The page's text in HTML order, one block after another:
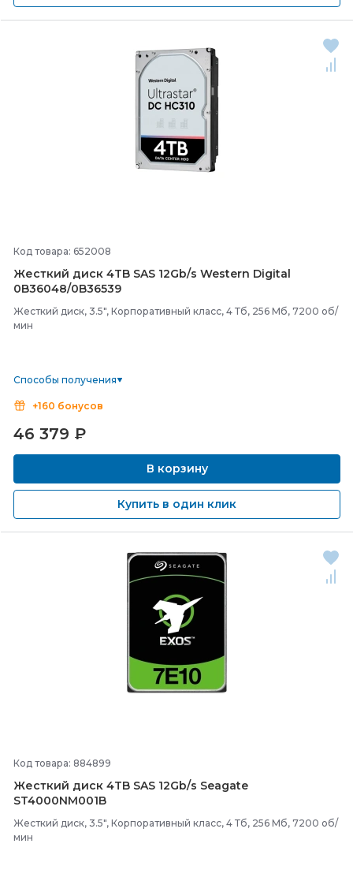
Код товара: 652008
Жесткий диск 4TB SAS 12Gb/s Western Digital
0B36048/0B36539
Жесткий диск, 3.5", Корпоративный класс, 4 Тб, 256 Мб, 7200 об/
мин
Способы получения
+160 бонусов
46 379 ₽
В корзину
Купить в один клик
Код товара: 884899
Жесткий диск 4TB SAS 12Gb/s Seagate
ST4000NM001B
Жесткий диск, 3.5", Корпоративный класс, 4 Тб, 256 Мб, 7200 об/
мин